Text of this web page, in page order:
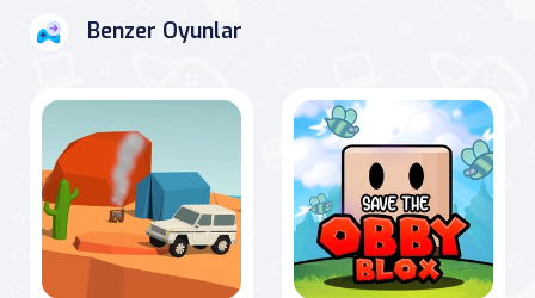
Benzer Oyunlar